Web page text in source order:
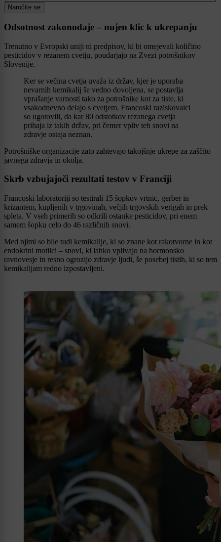
Naročite se
Odsotnost zakonodaje – nujen klic k ukrepanju
Trenutno v Evropski uniji ni predpisov, ki bi omejevali količino
pesticidov v rezanem cvetju, poudarjajo na Zvezi potrošnikov
Slovenije.
Ker se večina cvetja uvaža iz držav, kjer je uporaba
nevarnih kemikalij še vedno dovoljena, se postavlja
vprašanje varnosti tako za potrošnike kot za tiste, ki
vsakodnevno delajo s cvetjem. Francoski raziskovalci
so ugotovili, da kar 80 odstotkov rezanega cvetja
prihaja iz takih držav, pri čemer vpliv teh snovi na
zdravje ostaja neznan.
Potrošniške organizacije zato zahtevajo takojšnje ukrepe za zaščito
javnega zdravja in okolja.
Skrb vzbujajoči rezultati testov v Franciji
Francoski laboratoriji so testirali 15 šopkov vrtnic, gerber in
krizantem, kupljenih v trgovinah, večjih trgovskih verigah in prek
spleta. V vseh primerih so odkrili ostanke pesticidov, pri enem
samem šopku celo do 46 različnih snovi.
Med njimi so bile tudi kemikalije, ki so znane kot rakotvorne in kot
endokrini motilci – snovi, ki lahko vplivajo na hormonsko
ravnovesje in resno ogrozijo zdravje ljudi, še posebej tistih, ki so tem
kemikalijam redno izpostavljeni.